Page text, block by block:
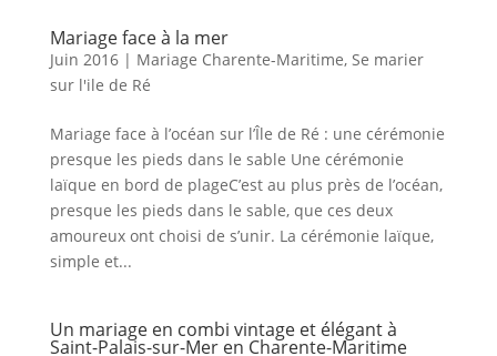
Mariage face à la mer
Juin 2016| Mariage Charente-Maritime, Se marier
sur l'ile de Ré
Mariage face à l’océan sur l’Île de Ré : une cérémonie
presque les pieds dans le sable Une cérémonie
laïque en bord de plageC’est au plus près de l’océan,
presque les pieds dans le sable, que ces deux
amoureux ont choisi de s’unir. La cérémonie laïque,
simple et...
Un mariage en combi vintage et élégant à
Saint-Palais-sur-Mer en Charente-Maritime